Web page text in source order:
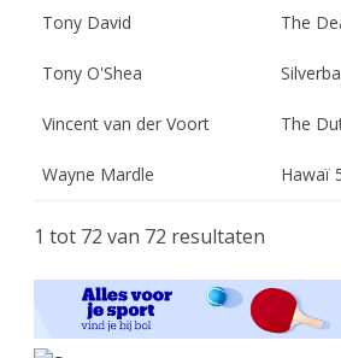
Tony David The
Tony O'Shea
Vincent van der Voort The
Wayne Mardle Hawaï
1 tot 72 van 72 resultaten